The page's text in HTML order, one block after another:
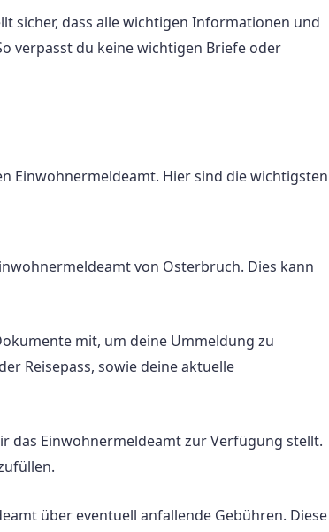
sicher, dass alle wichtigen Informationen und
verpasst du keine wichtigen Briefe oder
Einwohnermeldeamt. Hier sind die wichtigsten
von Osterbruch. Dies kann
mit, um deine Ummeldung zu
Reisepass, sowie deine aktuelle
das Einwohnermeldeamt zur Verfügung stellt.
über eventuell anfallende Gebühren. Diese